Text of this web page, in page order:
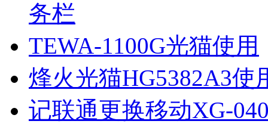
务栏
TEWA-1100G光猫使用
烽火光猫HG5382A3使
记联通更换移动XG-